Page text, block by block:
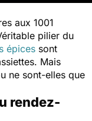
aux 1001
pilier du
épices sont
Mais
ne sont-elles que
rendez-